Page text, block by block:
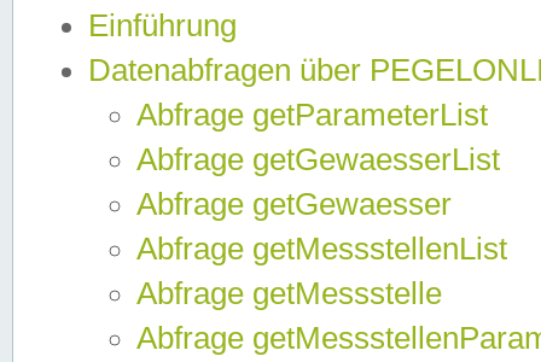
Einführung
Datenabfragen über
Abfrage getParameterList
Abfrage getGewaesserList
Abfrage getGewaesser
Abfrage getMessstellenList
Abfrage getMessstelle
Abfrage